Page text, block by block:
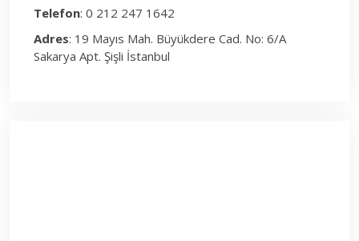
Telefon: 0 212 247 1642
Adres: 19 Mayıs Mah. Büyükdere Cad. No: 6/A
Sakarya Apt. Şişli İstanbul